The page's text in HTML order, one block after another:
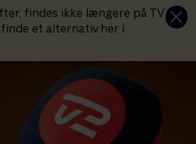
findes ikke længere på TV
finde et alternativ her i